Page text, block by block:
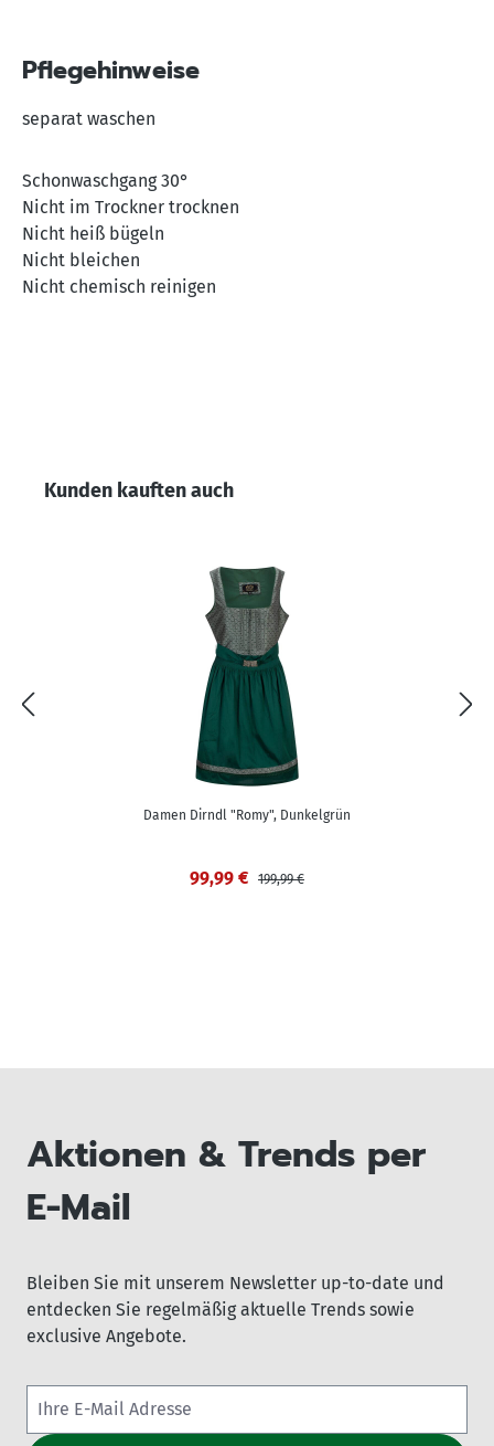
Pflegehinweise
separat waschen
Schonwaschgang 30°
Nicht im Trockner trocknen
Nicht heiß bügeln
Nicht bleichen
Nicht chemisch reinigen
Produktgalerie überspringen
Kunden kauften auch
Damen Dirndl "Romy", Dunkelgrün
99,99 € 199,99 €
Aktionen & Trends per
E-Mail
Bleiben Sie mit unserem Newsletter up-to-date und
entdecken Sie regelmäßig aktuelle Trends sowie
exclusive Angebote.